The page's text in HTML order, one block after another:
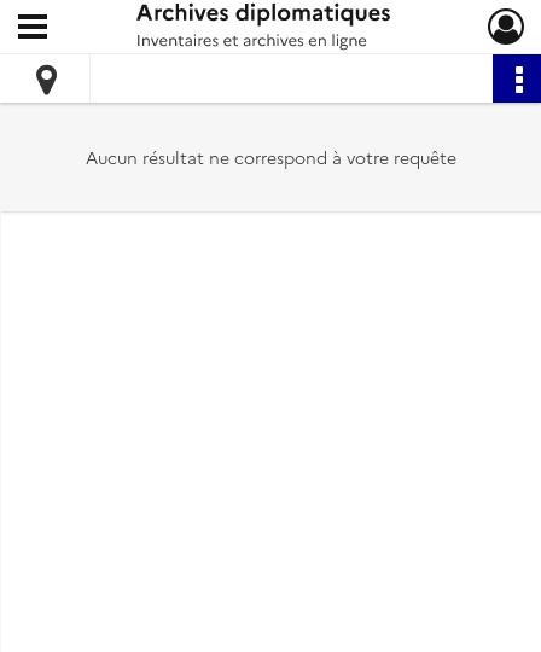
Archives diplomatiques
Ouvrir le menu déroulant
Aucun résultat ne correspond à votre requête